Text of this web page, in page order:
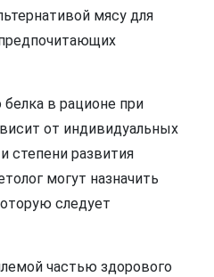
мясу для
в рационе при
от индивидуальных
степени развития
могут назначить
следует
частью здорового